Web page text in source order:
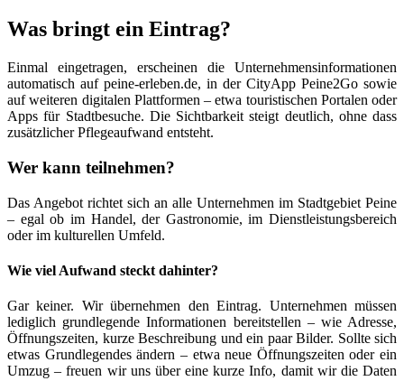
Was bringt ein Eintrag?
Einmal eingetragen, erscheinen die Unternehmensinformationen
automatisch auf peine-erleben.de, in der CityApp Peine2Go sowie
auf weiteren digitalen Plattformen – etwa touristischen Portalen oder
Apps für Stadtbesuche. Die Sichtbarkeit steigt deutlich, ohne dass
zusätzlicher Pflegeaufwand entsteht.
Wer kann teilnehmen?
Das Angebot richtet sich an alle Unternehmen im Stadtgebiet Peine
– egal ob im Handel, der Gastronomie, im Dienstleistungsbereich
oder im kulturellen Umfeld.
Wie viel Aufwand steckt dahinter?
Gar keiner. Wir übernehmen den Eintrag. Unternehmen müssen
lediglich grundlegende Informationen bereitstellen – wie Adresse,
Öffnungszeiten, kurze Beschreibung und ein paar Bilder. Sollte sich
etwas Grundlegendes ändern – etwa neue Öffnungszeiten oder ein
Umzug – freuen wir uns über eine kurze Info, damit wir die Daten